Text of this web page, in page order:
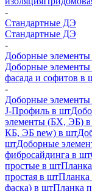
-
Стандартные ДЭ
Стандартные ДЭ
-
Доборные
Доборные элементы
фасада и софитов в
-
Доборные
J-Профиль в шт
элементы (БХ, ЭБ)
КБ, ЭБ new) в шт
штДоборные
фибросайдинга в шт
простые в шт
простая в штПланка
фаска) в штПланка